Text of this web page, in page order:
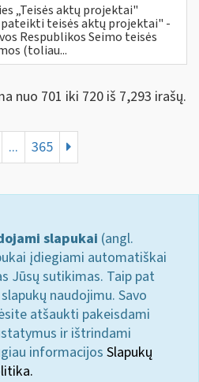
„Teisės aktų projektai"
pateikti teisės aktų projektai" -
Respublikos Seimo teisės
(toliau...
nuo 701 iki 720 iš 7,293 irašų.
... 365
slapukai (angl.
įdiegiami automatiškai
Jūsų sutikimas. Taip pat
naudojimu. Savo
atšaukti pakeisdami
ir ištrindami
informacijos Slapukų